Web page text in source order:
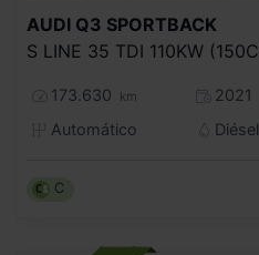
AUDI Q3 SPORTBACK
173.630 km
2021
Automático
Diésel
C